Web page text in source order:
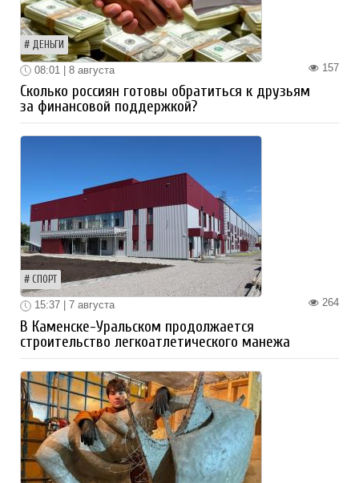
ДЕНЬГИ
157
08:01 | 8 августа
Сколько россиян готовы обратиться к друзьям
за финансовой поддержкой?
СПОРТ
264
15:37 | 7 августа
В Каменске-Уральском продолжается
строительство легкоатлетического манежа